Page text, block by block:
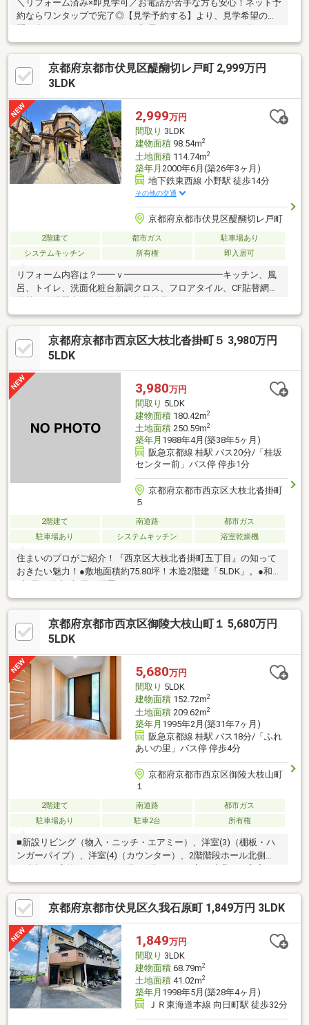
＼リフォーム済み×即見学可／お電話が苦手な方も安心！ネット予
約ならワンタップで完了◎【見学予約する】より、見学希望のお
リフォーム済み美宅・駐車２台可能・リビング広々１９帖＆全居
室６帖以上のゆとりある間取り・収納スペース充実☆周辺
POINT―――・地下鉄東西線「小野」駅…徒歩１３分・北醍醐小学
校…徒歩７分・醍醐中学校…徒歩２０分・セブンイレブン…徒歩１
い探しからローン・資金計画のことまで、何でもお気軽ご相談く
ださいませ☆☆
京都府京都市伏見区醍醐切レ戸町 2,999万円
3LDK
2,999万円
間取り 3LDK
建物面積98.54m2
土地面積114.74m2
築年月 2000年6月(築26年3ヶ月)
地下鉄東西線 小野駅 徒歩14分
その他の交通
京都府京都市伏見区醍醐切レ戸町
2階建て 都市ガス
駐車場あり
システムキッチン
所有権 即入居可
リフォーム内容は？━━ｖ━━━━━━━━━━━キッチン、風
呂、トイレ、洗面化粧台新調クロス、フロアタイル、CF貼替網戸
Ｔ！━━ｖ━━━━━━━━━━━●広々ＬＤＫ＋各居室６帖以
上！ →お部屋の広さにゆとりがあるので家具も置きやすい！●
前面道路ゆったり６ｍ！ →車2台も余裕を持ってすれ違える広
さ！ 駐車が苦手な方も安心♪●小学校まで徒歩６分！子育て世
ので ファミリーにもおすすめです！空家につきいつでもご内
覧可能！お気軽にお問合せ下さい！
京都府京都市西京区大枝北沓掛町５ 3,980万円
5LDK
3,980万円
間取り 5LDK
建物面積180.42m2
土地面積250.59m2
築年月 1988年4月(築38年5ヶ月)
阪急京都線 桂駅 バス20分/「桂坂
センター前」バス停 停歩1分
京都府京都市西京区大枝北沓掛町
５
2階建て 南道路
都市ガス
駐車場あり
システムキッチン 浴室乾燥機
住まいのプロがご紹介！『西京区大枝北沓掛町五丁目』の知って
おきたい魅力！●敷地面積約75.80坪！木造2階建「5LDK」。●和室
ングヒーター付き。●堀込車庫1台分有。●第一種低層住居専用地
域内です。●リフォーム履歴≪2010年1月≫ 新調：1階トイレ
≪2020年1月≫ 設置：エネファーム≪2021年1月≫ 新調：暖房
乾燥機付き浴室≪2026年6月≫ 新調：洗面化粧台、畳・襖・障
WIC①②・1階2階ホール)、CF(洗面所・2階トイレ)
京都府京都市西京区御陵大枝山町１ 5,680万円
5LDK
5,680万円
間取り 5LDK
建物面積152.72m2
土地面積209.62m2
築年月 1995年2月(築31年7ヶ月)
阪急京都線 桂駅 バス18分/「ふれ
あいの里」バス停 停歩4分
京都府京都市西京区御陵大枝山町
１
2階建て 南道路
都市ガス
駐車場あり
駐車2台 所有権
■新設リビング（物入・ニッチ・エアミー）、洋室(3)（棚板・ハ
ンガーパイプ）、洋室(4)（カウンター）、2階階段ホール北側
（畳表替）、キッチン、カップボード、洗面所（洗面化粧台、タ
オル掛け）、1階・2階トイレ（便器、タオル掛け、ペーパーホル
ダー）、洋室(1)・(2)（棚板・ハンガーパイプ）、玄関（収納棚
板）■貼替LDK・全洋室・和室・洗面所・1階・2階トイレ・フリー
スペース・1階・2階廊下・玄関（壁天井クロス）、和室（内障
子 障子紙、襖紙）■その他フロアコーティング（階段～2階全
室）、洗面所（クッションフロア仕上げ）
京都府京都市伏見区久我石原町 1,849万円 3LDK
1,849万円
間取り 3LDK
建物面積68.79m2
土地面積41.02m2
築年月 1998年5月(築28年4ヶ月)
ＪＲ東海道本線 向日町駅 徒歩32分